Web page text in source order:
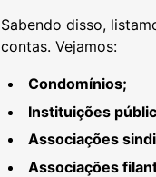
Sabendo disso,
contas. Vejamos:
Condomínios;
Instituições
Associações
Associações